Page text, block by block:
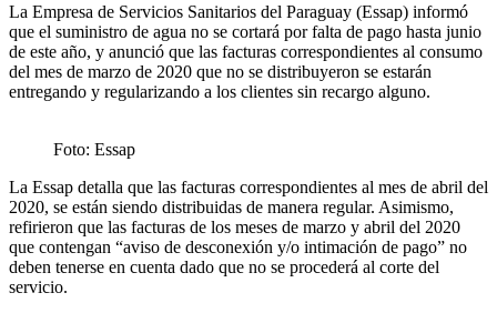
La Empresa de Servicios Sanitarios del Paraguay (Essap) informó
que el suministro de agua no se cortará por falta de pago hasta junio
de este año, y anunció que las facturas correspondientes al consumo
del mes de marzo de 2020 que no se distribuyeron se estarán
entregando y regularizando a los clientes sin recargo alguno.
Foto: Essap
La Essap detalla que las facturas correspondientes al mes de abril del
2020, se están siendo distribuidas de manera regular. Asimismo,
refirieron que las facturas de los meses de marzo y abril del 2020
que contengan “aviso de desconexión y/o intimación de pago” no
deben tenerse en cuenta dado que no se procederá al corte del
servicio.